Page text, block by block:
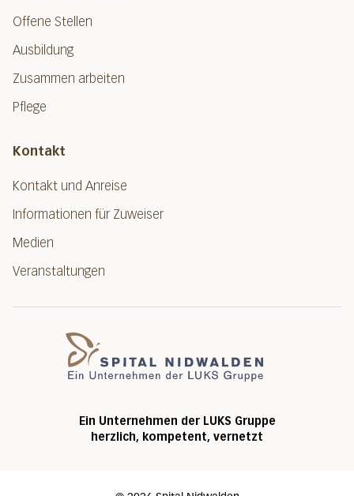
Offene Stellen
Ausbildung
Zusammen arbeiten
Pflege
Kontakt
Kontakt und Anreise
Informationen für Zuweiser
Medien
Veranstaltungen
Ein Unternehmen der LUKS Gruppe
herzlich, kompetent, vernetzt